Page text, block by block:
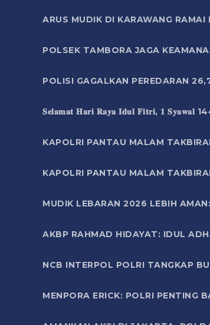
ARUS MUDIK DI KARAWANG
POLSEK TAMBORA JAGA
POLISI GAGALKAN PEREDARAN
𝐒𝐞𝐥𝐚𝐦𝐚𝐭 𝐇𝐚𝐫𝐢 𝐑𝐚𝐲𝐚 𝐈𝐝𝐮𝐥 𝐅𝐢𝐭𝐫𝐢, 𝟏
KAPOLRI PANTAU MALAM
KAPOLRI PANTAU MALAM
MUDIK LEBARAN 2026 LEBIH
AKBP RAHMAD HIDAYAT: IDUL
NCB INTERPOL POLRI TANGKAP
MENPORA ERICK: POLRI PENTING